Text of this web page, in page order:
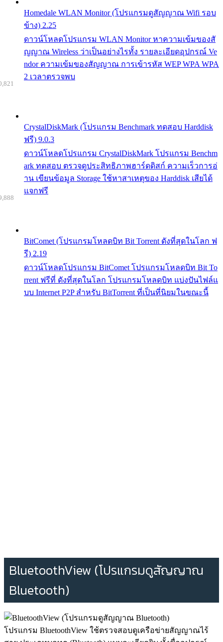
Homedale WLAN Monitor (โปรแกรมดูสัญญาณ Wifi รอบ
ข้าง) 2.25
ดาวน์โหลดโปรแกรม WLAN Monitor หาความเข้มของสั
ญญาณ Wireless ว่าเป็นอย่างไรทั้ง รายละเอียดอุปกรณ์ Ve
ndor ความเข้มของสัญญาณ การเข้ารหัส WEP WPA WPA
2 เวลาตรวจพบ
CrystalDiskMark (โปรแกรม Benchmark ทดสอบ Harddisk
ฟรี) 9.0.3
ดาวน์โหลดโปรแกรม CrystalDiskMark โปรแกรม Benchm
ark ทดสอบ ตรวจดูประสิทธิภาพฮาร์ดดิสก์ ความเร็วการอ่
าน เขียนข้อมูล Storage ใช้หาสาเหตุของ Harddisk เสียได้
แจกฟรี
BitComet (โปรแกรมโหลดบิท Bit Torrent ดังที่สุดในโลก ฟ
รี) 2.19
ดาวน์โหลดโปรแกรม BitComet โปรแกรมโหลดบิท Bit To
rrent ฟรีที่ ดังที่สุดในโลก โปรแกรมโหลดบิท แบ่งปันไฟล์แ
บบ Internet P2P สำหรับ BitTorrent ที่เป็นที่นิยมในขณะนี้
BluetoothView (โปรแกรมดูสัญญาณ
Bluetooth)
โปรแกรม BluetoothView ใช้ตรวจสอบดูเครือข่ายสัญญาณไร้